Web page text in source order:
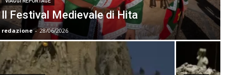
Il Festival Medievale di Hita
redazione - 28/06/2026